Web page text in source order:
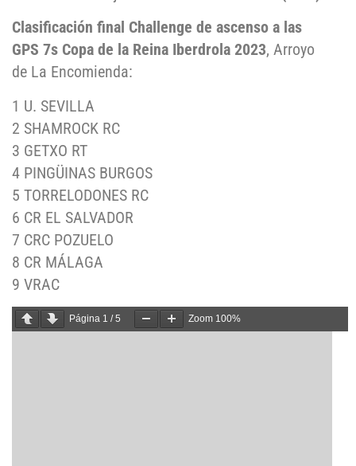
Clasificación final Challenge de ascenso a las
GPS 7s Copa de la Reina Iberdrola 2023, Arroyo
de La Encomienda:
1 U. SEVILLA
2 SHAMROCK RC
3 GETXO RT
4 PINGÜINAS BURGOS
5 TORRELODONES RC
6 CR EL SALVADOR
7 CRC POZUELO
8 CR MÁLAGA
9 VRAC
Página 1 /5 Zoom 100%